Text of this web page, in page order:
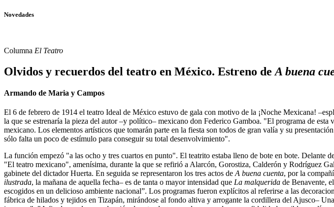
Novedades
Columna El Teatro
Olvidos y recuerdos del teatro en México. Estreno de A buena
Armando de Maria y Campos
El 6 de febrero de 1914 el teatro Ideal de México estuvo de gala con motivo de la ¡Noche Mexicana!
la que se estrenaría la pieza del autor –y político– mexicano don Federico Gamboa. "El programa de
mexicano. Los elementos artísticos que tomarán parte en la fiesta son todos de gran valía y su
sólo falta un poco de estímulo para conseguir su total desenvolvimiento".
La función empezó "a las ocho y tres cuartos en punto". El teatrito estaba lleno de bote en bote.
"El teatro mexicano", amenísima, durante la que se refirió a Alarcón, Gorostiza, Calderón y Rodríguez
gabinete del dictador Huerta. En seguida se representaron los tres actos de A buena cuenta, por la
ilustrada, la mañana de aquella fecha– es de tanta o mayor intensidad que La malquerida de Benavente,
escogidos en un delicioso ambiente nacional”. Los programas fueron explícitos al referirse a las
fábrica de hilados y tejidos en Tizapán, mirándose al fondo altiva y arrogante la cordillera del Ajusco–